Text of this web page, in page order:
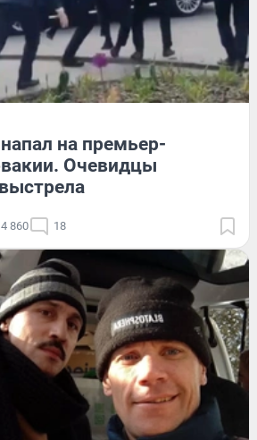
на премьер-
Очевидцы
4 860 18